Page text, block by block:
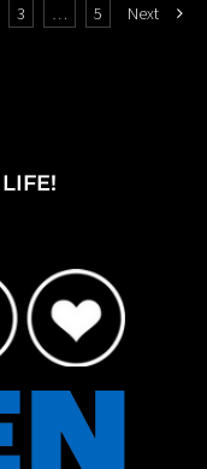
3 … 5 Next